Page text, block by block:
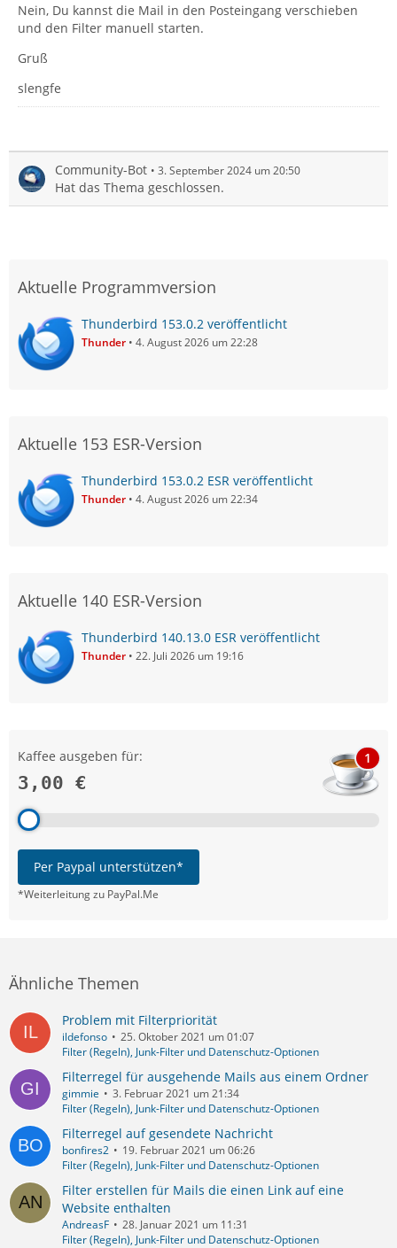
Nein, Du kannst die Mail in den Posteingang verschieben
und den Filter manuell starten.
Gruß
slengfe
Community-Bot 3. September 2024 um 20:50
Hat das Thema geschlossen.
Aktuelle Programmversion
Thunderbird 153.0.2 veröffentlicht
Thunder 4. August 2026 um 22:28
Aktuelle 153 ESR-Version
Thunderbird 153.0.2 ESR veröffentlicht
Thunder 4. August 2026 um 22:34
Aktuelle 140 ESR-Version
Thunderbird 140.13.0 ESR veröffentlicht
Thunder 22. Juli 2026 um 19:16
Kaffee ausgeben für:
3,00 €
1
Per Paypal unterstützen*
*Weiterleitung zu PayPal.Me
Ähnliche Themen
Problem mit Filterpriorität
ildefonso
25. Oktober 2021 um 01:07
Filter (Regeln), Junk-Filter und Datenschutz-Optionen
Filterregel für ausgehende Mails aus einem Ordner
gimmie
3. Februar 2021 um 21:34
Filter (Regeln), Junk-Filter und Datenschutz-Optionen
Filterregel auf gesendete Nachricht
bonfires2
19. Februar 2021 um 06:26
Filter (Regeln), Junk-Filter und Datenschutz-Optionen
Filter erstellen für Mails die einen Link auf eine
Website enthalten
AndreasF
28. Januar 2021 um 11:31
Filter (Regeln), Junk-Filter und Datenschutz-Optionen